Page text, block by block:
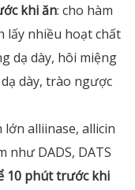
khi ăn: cho hàm
lấy nhiều hoạt chất
dạ dày, hôi miệng
dày, trào ngược
alliinase, allicin
như DADS, DATS
10 phút trước khi